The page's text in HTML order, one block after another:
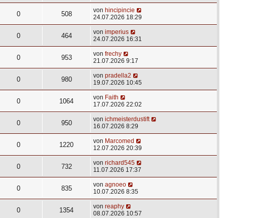
0 508 von hincipincie
24.07.2026 18:29
0 464 von imperius
24.07.2026 16:31
0 953 von frechy
21.07.2026 9:17
0 980 von pradella2
19.07.2026 10:45
0 1064 von Faith
17.07.2026 22:02
0 950 von ichmeisterdustift
16.07.2026 8:29
0 1220 von Marcomed
12.07.2026 20:39
0 732 von richard545
11.07.2026 17:37
0 835 von agnoeo
10.07.2026 8:35
0 1354 von reaphy
08.07.2026 10:57